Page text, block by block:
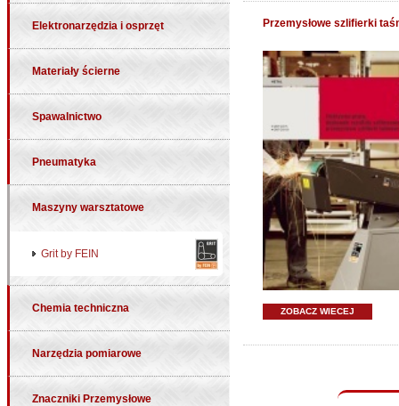
Elektronarzędzia i osprzęt
Materiały ścierne
Spawalnictwo
Pneumatyka
Maszyny warsztatowe
Grit by FEIN
Chemia techniczna
Narzędzia pomiarowe
Znaczniki Przemysłowe
Przemysłowe szlifierki
ZOBACZ WIECEJ